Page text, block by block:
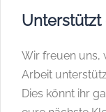
Unterstützt
Wir freuen uns,
Arbeit
Dies könnt ihr